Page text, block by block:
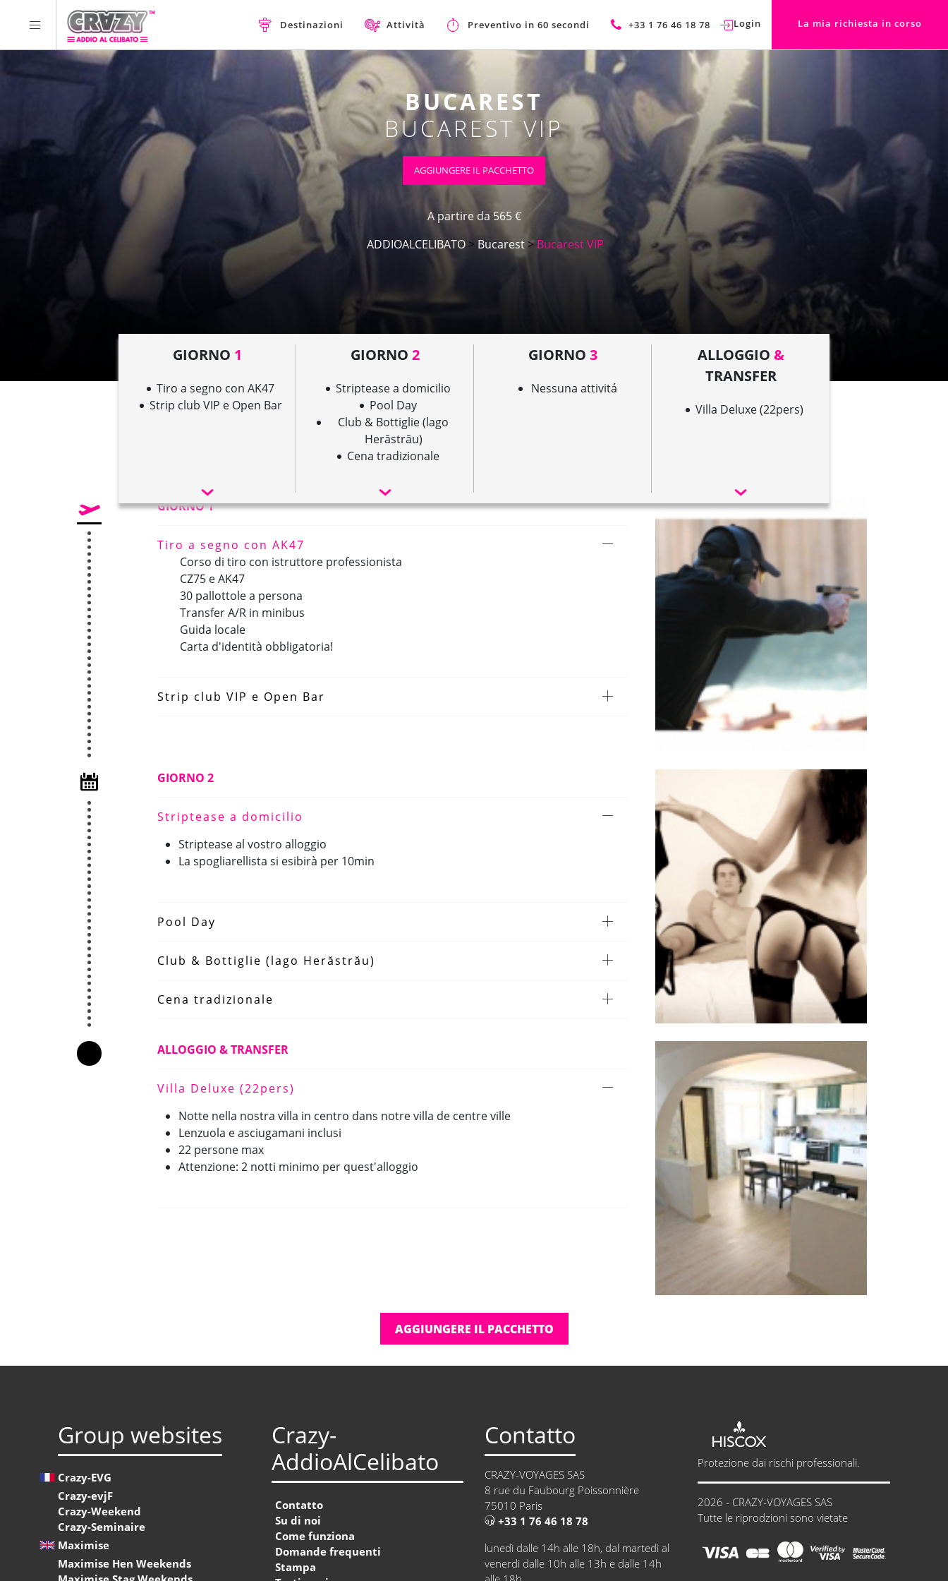
Destinazioni Attività Preventivo in 60 secondi +33 1 76 46 18 78 Login La mia richiesta in corso
BUCAREST
BUCAREST VIP
AGGIUNGERE IL PACCHETTO
A partire da 565 €
ADDIOALCELIBATO> Bucarest>Bucarest VIP
GIORNO 1
Tiro a segno con AK47
Strip club VIP e Open Bar
GIORNO 2
Striptease a domicilio
Pool Day
Club & Bottiglie (lago
Herăstrău)
Cena tradizionale
GIORNO 3
Nessuna attivitá
ALLOGGIO &
TRANSFER
Villa Deluxe (22pers)
GIORNO 1
Tiro a segno con AK47
Corso di tiro con istruttore professionista
CZ75 e AK47
30 pallottole a persona
Transfer A/R in minibus
Guida locale
Carta d'identità obbligatoria!
Strip club VIP e Open Bar
GIORNO 2
Striptease a domicilio
Striptease al vostro alloggio
La spogliarellista si esibirà per 10min
Pool Day
Club & Bottiglie (lago Herăstrău)
Cena tradizionale
ALLOGGIO & TRANSFER
Villa Deluxe (22pers)
Notte nella nostra villa in centro dans notre villa de centre ville
Lenzuola e asciugamani inclusi
22 persone max
Attenzione: 2 notti minimo per quest'alloggio
AGGIUNGERE IL PACCHETTO
Group websites
Crazy-EVG
Crazy-evjF
Crazy-Weekend
Crazy-Seminaire
Maximise
Maximise Hen Weekends
Crazy-
AddioAlCelibato
Contatto
Su di noi
Come funziona
Domande frequenti
Stampa
Contatto
CRAZY-VOYAGES SAS
8 rue du Faubourg Poissonnière
75010 Paris
+33 1 76 46 18 78
lunedì dalle 14h alle 18h, dal martedì al
venerdì dalle 10h alle 13h e dalle 14h
Protezione dai rischi professionali.
2026 - CRAZY-VOYAGES SAS
Tutte le riprodzioni sono vietate